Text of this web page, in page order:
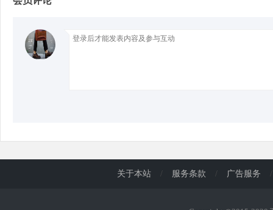
关于本站 / 服务条款 / 广告服务 /